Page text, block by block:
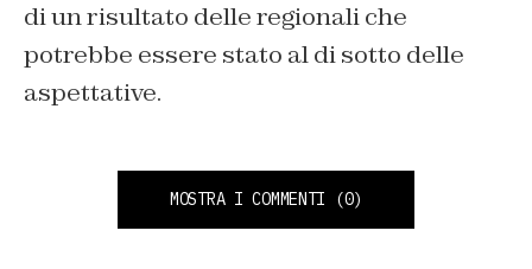
di un risultato delle regionali che
potrebbe essere stato al di sotto delle
aspettative.
MOSTRA I COMMENTI (0)